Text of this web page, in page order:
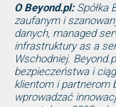
O Beyond.pl:Spółka
zaufanym i
danych, managed
infrastruktury as a
Wschodniej.
bezpieczeństwa i
klientom i partnerom
wprowadzać